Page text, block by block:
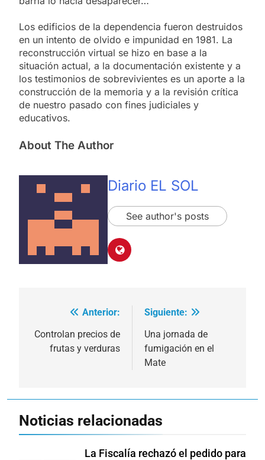
Los edificios de la dependencia fueron destruidos
en un intento de olvido e impunidad en 1981. La
reconstrucción virtual se hizo en base a la
situación actual, a la documentación existente y a
los testimonios de sobrevivientes es un aporte a la
construcción de la memoria y a la revisión crítica
de nuestro pasado con fines judiciales y
educativos.
About The Author
Diario EL SOL
See author's posts
Navegación
de
entradas
Anterior:
Controlan precios de
frutas y verduras
Siguiente:
Una jornada de
fumigación en el
Mate
Noticias relacionadas
La Fiscalía rechazó el pedido para